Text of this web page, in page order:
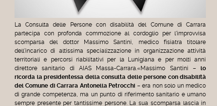
La Consulta delle Persone con disabilità del Comune di Carrara
partecipa con profonda commozione al cordoglio per l'improvvisa
scomparsa del dottor Massimo Santini, medico fisiatra titolare
dell'incarico di altissima specializzazione in organizzazione attività
territoriali e percorsi riabilitativi per la Lunigiana e per molti anni
direttore sanitario di AIAS Massa-Carrara.«Massimo Santini –
lo
ricorda la presidentessa della consulta delle persone con disabilità
del Comune di Carrara Antonella Petrocchi – era non solo un medico
di grande competenza, ma un punto di riferimento sanitario e umano
sempre presente per tantissime persone. La sua scomparsa lascia in